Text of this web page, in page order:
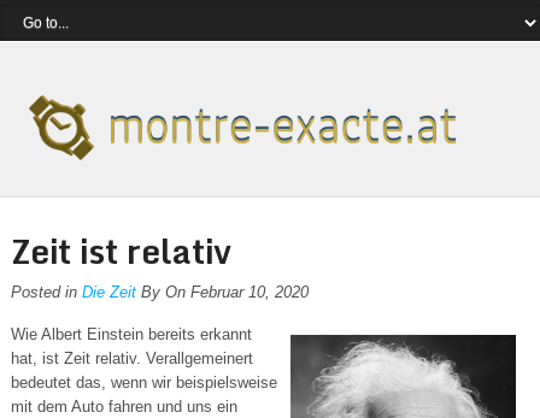
Zeit ist relativ
Posted in Die ZeitBy On Februar 10, 2020
Wie Albert Einstein bereits erkannt
hat, ist Zeit relativ. Verallgemeinert
bedeutet das, wenn wir beispielsweise
mit dem Auto fahren und uns ein